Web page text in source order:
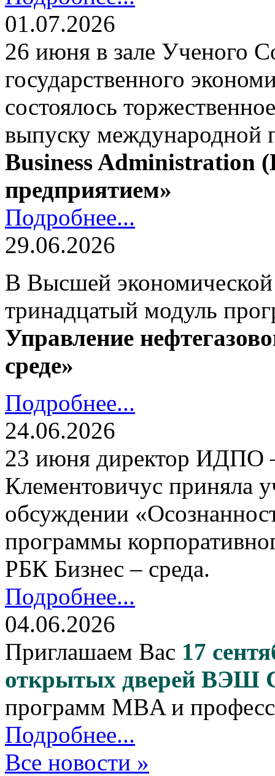
01.07.2026
26 июня в зале Ученого
государственного
состоялось
выпуску
Business Administration
предприятием»
Подробнее...
29.06.2026
В Высшей
тринадцатый модуль
Управление
среде»
Подробнее...
24.06.2026
23 июня директор
Клементовичус приняла
обсуждении
программы
РБК Бизнес – среда.
Подробнее...
04.06.2026
Приглашаем Вас 17
открытых дверей ВЭШ
программ MBA и
Подробнее...
Все новости »